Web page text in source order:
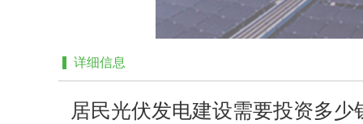
详细信息
居民光伏发电建设需要投资多少